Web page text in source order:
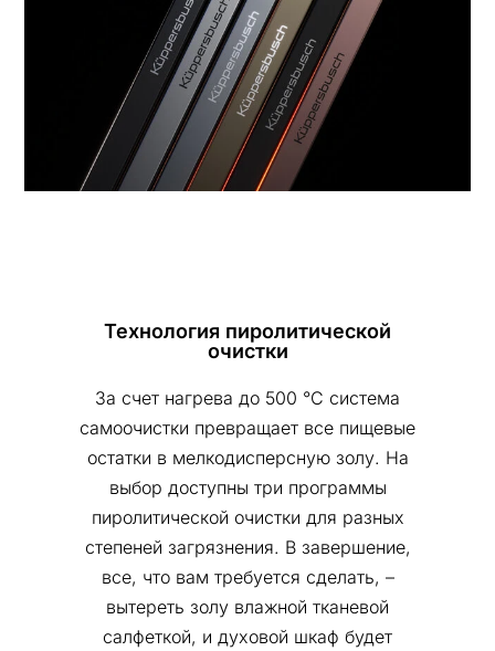
Технология пиролитической
очистки
За счет нагрева до 500 °C система
самоочистки превращает все пищевые
остатки в мелкодисперсную золу. На
выбор доступны три программы
пиролитической очистки для разных
степеней загрязнения. В завершение,
все, что вам требуется сделать, –
вытереть золу влажной тканевой
салфеткой, и духовой шкаф будет